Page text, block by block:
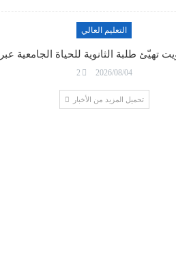
التعليم العالي
تهيّئ طلبة الثانوية للحياة الجامعية
2026/08/04
2
تحميل المزيد من الأخبار